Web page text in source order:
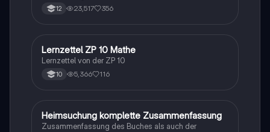
12 23,517 356
Mathe
Lernzettel ZP 10 Mathe
Lernzettel von der ZP 10
10 5,366 116
Deutsch
Heimsuchung komplette Zusammenfassung
Zusammenfassung des Buches als auch der